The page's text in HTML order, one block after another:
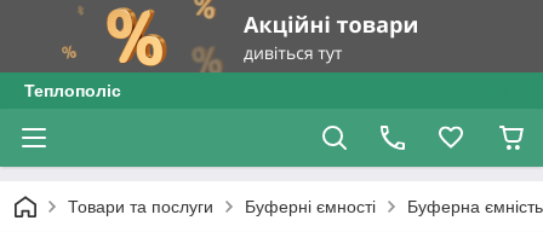
Теплополіс
Товари та послуги Буферні ємності Буферна